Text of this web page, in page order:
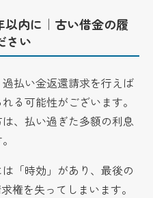
内に｜古い借金の履
さい
払い金返還請求を行えば
る可能性がございます。
、払い過ぎた多額の利息
「時効」があり、最後の
権を失ってしまいます。